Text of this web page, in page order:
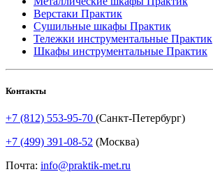
Верстаки Практик
Сушильные шкафы Практик
Тележки инструментальные Практик
Шкафы инструментальные Практик
Контакты
+7 (812) 553-95-70 (Санкт-Петербург)
+7 (499) 391-08-52 (Москва)
Почта: info@praktik-met.ru